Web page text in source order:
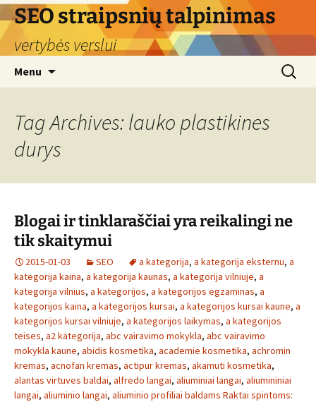
Skip
to
content
SEO straipsnių talpinimas
vertybės verslui
Menu
Search
for:
Tag Archives: lauko plastikines
durys
Blogai ir tinklaraščiai yra reikalingi ne
tik skaitymui
2015-01-03 SEO a kategorija, a kategorija eksternu, a
kategorija kaina, a kategorija kaunas, a kategorija vilniuje, a
kategorija vilnius, a kategorijos, a kategorijos egzaminas, a
kategorijos kaina, a kategorijos kursai, a kategorijos kursai kaune, a
kategorijos kursai vilniuje, a kategorijos laikymas, a kategorijos
teises, a2 kategorija, abc vairavimo mokykla, abc vairavimo
mokykla kaune, abidis kosmetika, academie kosmetika, achromin
kremas, acnofan kremas, actipur kremas, akamuti kosmetika,
alantas virtuves baldai, alfredo langai, aliuminiai langai, aliumininiai
langai, aliuminio langai, aliuminio profiliai baldams Raktai spintoms: